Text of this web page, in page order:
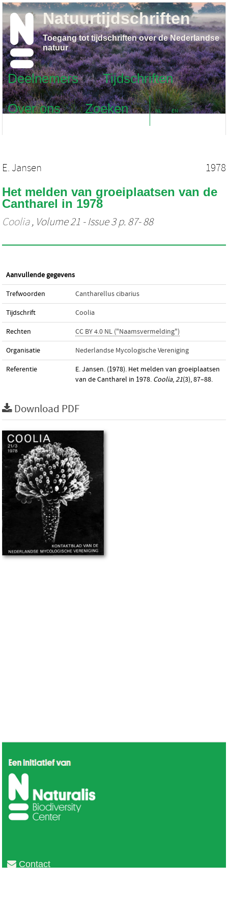
Deelnemers
Tijdschriften
Over ons
Zoeken NL EN
Natuurtijdschriften
Toegang tot tijdschriften over de Nederlandse
natuur
E. Jansen 1978
Het melden van groeiplaatsen van de
Cantharel in 1978
Coolia, Volume 21 - Issue 3 p. 87- 88
Aanvullende gegevens
Trefwoorden Cantharellus cibarius
Tijdschrift Coolia
Rechten CC BY 4.0 NL ("Naamsvermelding")
Organisatie Nederlandse Mycologische Vereniging
Referentie
E. Jansen. (1978). Het melden van groeiplaatsen
van de Cantharel in 1978. Coolia,21(3), 87–88.
Download PDF
Contact